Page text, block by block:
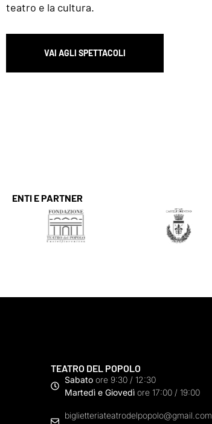
teatro e la cultura.
VAI AGLI SPETTACOLI
ENTI E PARTNER
TEATRO DEL POPOLO
Sabato ore 9:30 / 12:30
Martedì e Giovedì ore 17:00 / 19:00
biglietteriateatrodelpopolo@gmail.com